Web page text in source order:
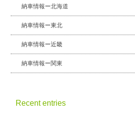
納車情報ー北海道
納車情報ー東北
納車情報ー近畿
納車情報ー関東
Recent entries